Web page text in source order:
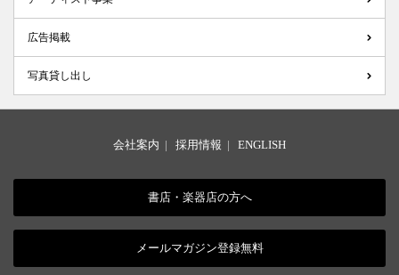
広告掲載
写真貸し出し
会社案内 | 採用情報 | ENGLISH
書店・楽器店の方へ
メールマガジン登録無料